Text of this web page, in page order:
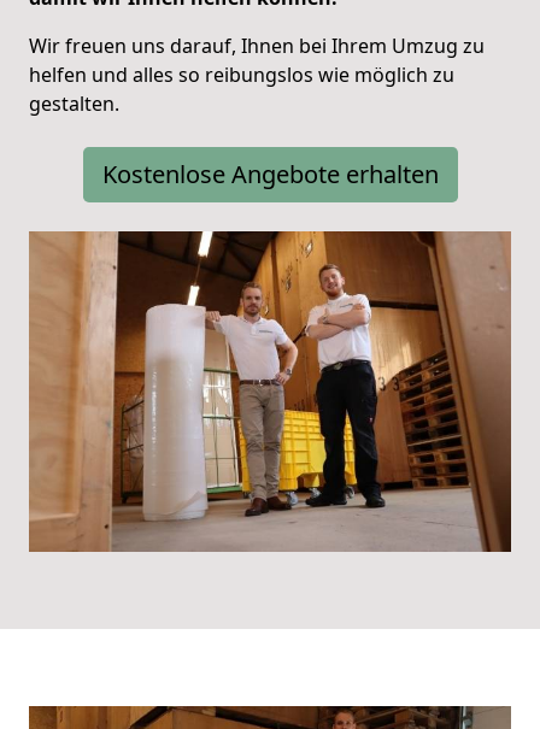
Wir freuen uns darauf, Ihnen bei Ihrem Umzug zu
helfen und alles so reibungslos wie möglich zu
gestalten.
Kostenlose Angebote erhalten